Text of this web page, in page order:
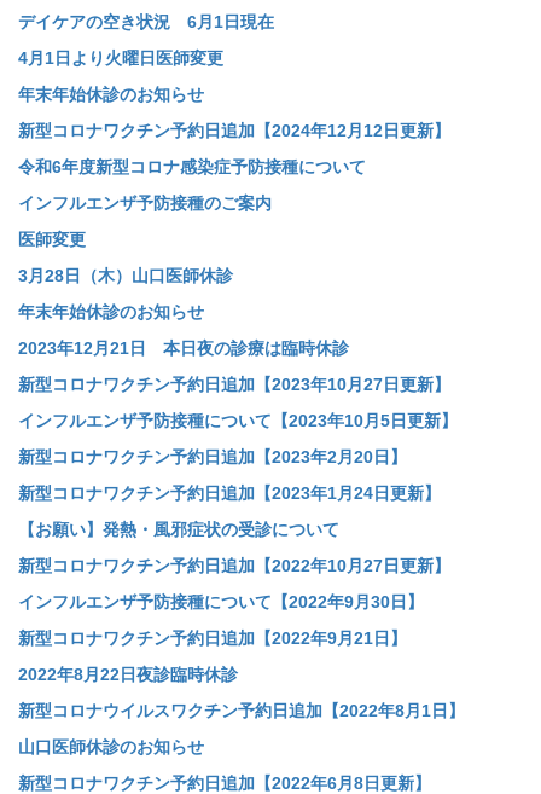
デイケアの空き状況 6月1日現在
4月1日より火曜日医師変更
年末年始休診のお知らせ
新型コロナワクチン予約日追加【2024年12月12日更新】
令和6年度新型コロナ感染症予防接種について
インフルエンザ予防接種のご案内
医師変更
3月28日（木）山口医師休診
年末年始休診のお知らせ
2023年12月21日 本日夜の診療は臨時休診
新型コロナワクチン予約日追加【2023年10月27日更新】
インフルエンザ予防接種について【2023年10月5日更新】
新型コロナワクチン予約日追加【2023年2月20日】
新型コロナワクチン予約日追加【2023年1月24日更新】
【お願い】発熱・風邪症状の受診について
新型コロナワクチン予約日追加【2022年10月27日更新】
インフルエンザ予防接種について【2022年9月30日】
新型コロナワクチン予約日追加【2022年9月21日】
2022年8月22日夜診臨時休診
新型コロナウイルスワクチン予約日追加【2022年8月1日】
山口医師休診のお知らせ
新型コロナワクチン予約日追加【2022年6月8日更新】